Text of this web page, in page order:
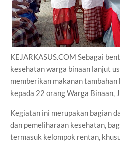
KEJARKASUS.COM Sebagai
kesehatan warga binaan lanjut
memberikan makanan
kepada 22 orang Warga
Kegiatan ini merupakan bagian
dan pemeliharaan kesehatan,
termasuk kelompok rentan,